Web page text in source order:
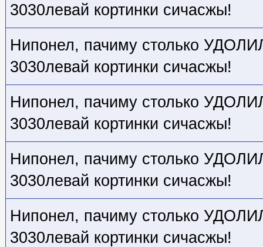
3030левай кортинки сичасжы!
Нипонел, пачиму столько
3030левай кортинки сичасжы!
Нипонел, пачиму столько
3030левай кортинки сичасжы!
Нипонел, пачиму столько
3030левай кортинки сичасжы!
Нипонел, пачиму столько
3030левай кортинки сичасжы!